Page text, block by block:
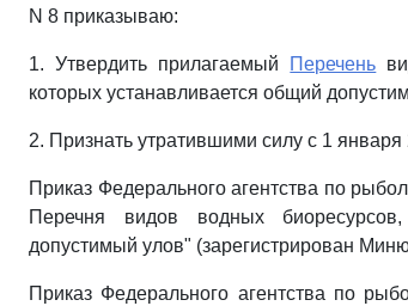
N 8 приказываю:
1. Утвердить прилагаемый Перечень
которых устанавливается общий
2. Признать утратившими силу с 1 января
Приказ Федерального агентства по
Перечня видов водных
допустимый улов" (зарегистрирован
Приказ Федерального агентства по